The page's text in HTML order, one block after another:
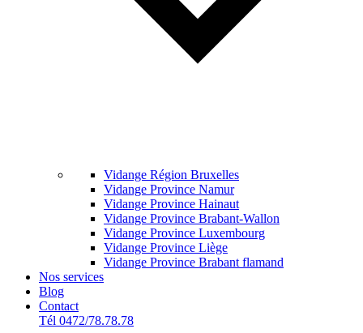
Vidange Région Bruxelles
Vidange Province Namur
Vidange Province Hainaut
Vidange Province Brabant-Wallon
Vidange Province Luxembourg
Vidange Province Liège
Vidange Province Brabant flamand
Nos services
Blog
Contact
Tél 0472/78.78.78